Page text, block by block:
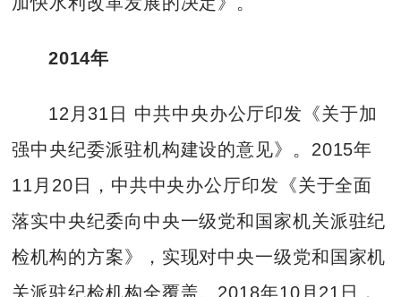
2014年
12月31日 中共中央办公厅印发《关于加
强中央纪委派驻机构建设的意见》。2015年
11月20日，中共中央办公厅印发《关于全面
落实中央纪委向中央一级党和国家机关派驻纪
检机构的方案》，实现对中央一级党和国家机
关派驻纪检机构全覆盖。2018年10月21日，